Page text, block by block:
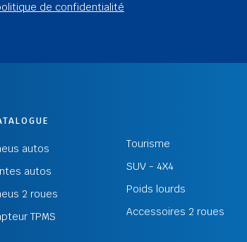
de confidentialité
autos
autos
2 roues
TPMS
Tourisme
SUV - 4X4
Poids lourds
Accessoires 2 roues